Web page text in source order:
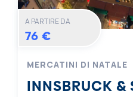
A PARTIRE DA
76 €
MERCATINI DI NATALE
INNSBRUCK &